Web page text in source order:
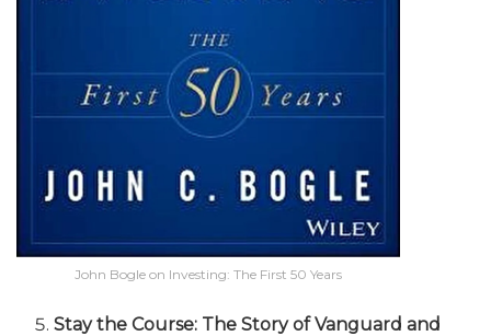
John Bogle on Investing: The First 50 Years
Stay the Course: The Story of Vanguard and